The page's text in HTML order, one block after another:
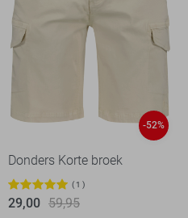
-52%
Donders Korte broek
1
29,00 59,95